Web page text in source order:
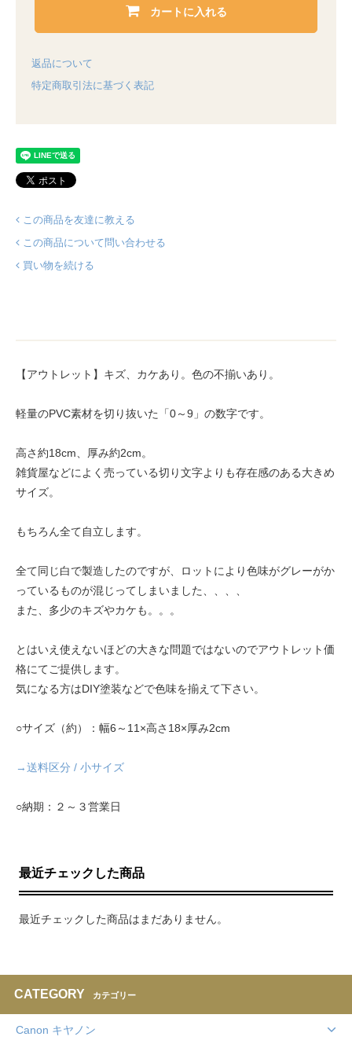
カートに入れる
返品について
特定商取引法に基づく表記
この商品を友達に教える
この商品について問い合わせる
買い物を続ける
【アウトレット】キズ、カケあり。色の不揃いあり。
軽量のPVC素材を切り抜いた「0～9」の数字です。
高さ約18cm、厚み約2cm。
雑貨屋などによく売っている切り文字よりも存在感のある大きめ
サイズ。
もちろん全て自立します。
全て同じ白で製造したのですが、ロットにより色味がグレーがか
っているものが混じってしまいました、、、、
また、多少のキズやカケも。。。
とはいえ使えないほどの大きな問題ではないのでアウトレット価
格にてご提供します。
気になる方はDIY塗装などで色味を揃えて下さい。
○サイズ（約）：幅6～11×高さ18×厚み2cm
→送料区分 / 小サイズ
○納期：２～３営業日
最近チェックした商品
最近チェックした商品はまだありません。
CATEGORY カテゴリー
Canon キヤノン